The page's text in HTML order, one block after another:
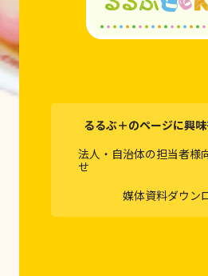
るるぶ＋のページに興
法人・自治体の担当者様
せ
媒体資料ダウン